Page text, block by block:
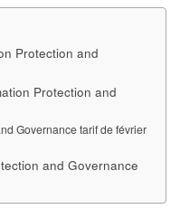
Protection and
Protection and
Governance tarif de février
and Governance